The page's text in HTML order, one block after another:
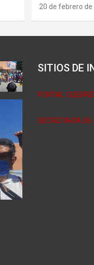
20 de febrero de
SITIOS DE
PORTAL
SECRETARÍA DE